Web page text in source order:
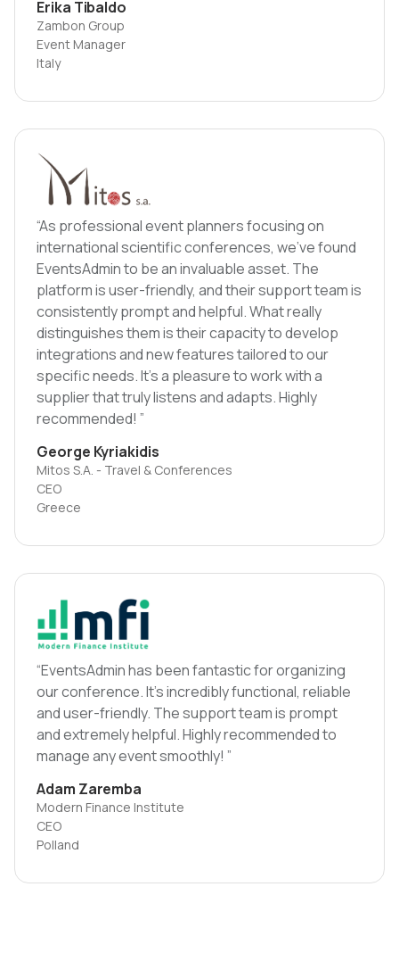
Erika Tibaldo
Zambon Group
Event Manager
Italy
“As professional event planners focusing on
international scientific conferences, we’ve found
EventsAdmin to be an invaluable asset. The
platform is user-friendly, and their support team is
consistently prompt and helpful. What really
distinguishes them is their capacity to develop
integrations and new features tailored to our
specific needs. It’s a pleasure to work with a
supplier that truly listens and adapts. Highly
recommended! ”
George Kyriakidis
Mitos S.A. - Travel & Conferences
CEO
Greece
“EventsAdmin has been fantastic for organizing
our conference. It's incredibly functional, reliable
and user-friendly. The support team is prompt
and extremely helpful. Highly recommended to
manage any event smoothly! ”
Adam Zaremba
Modern Finance Institute
CEO
Polland